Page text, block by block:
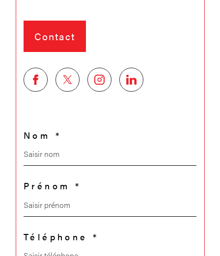
Nom *
Prénom *
Téléphone *
Contact